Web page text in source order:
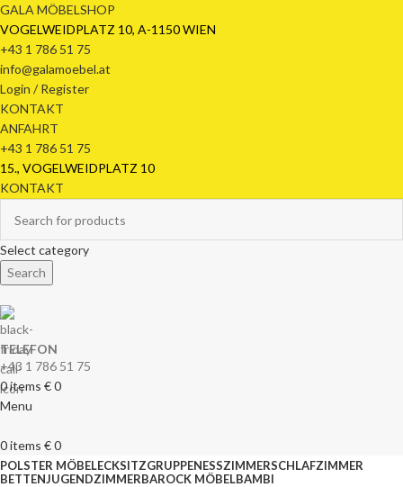
GALA MÖBELSHOP
VOGELWEIDPLATZ 10, A-1150 WIEN
+43 1 786 51 75
info@galamoebel.at
Login / Register
KONTAKT
ANFAHRT
+43 1 786 51 75
15., VOGELWEIDPLATZ 10
KONTAKT
Select category
Search
TELEFON
+43 1 786 51 75
0items €0
Menu
0items €0
POLSTER MÖBELECKSITZGRUPPENESSZIMMERSCHLAFZIMMER
BETTENJUGENDZIMMERBAROCK MÖBELBAMBI